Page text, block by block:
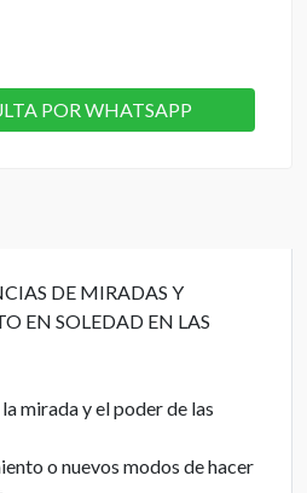
POR WHATSAPP
DE MIRADAS Y
EN SOLEDAD EN LAS
mirada y el poder de las
o nuevos modos de hacer